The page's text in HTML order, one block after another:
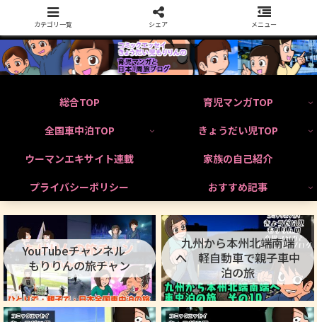
総合TOP
育児マンガTOP
全国車中泊TOP
きょうだい児TOP
ウーマンエキサイト連載
家族の自己紹介
プライバシーポリシー
おすすめ記事
YouTubeチャンネル
もりりんの旅チャン
九州から本州北端南端
へ 軽自動車で親子車中
泊の旅
カテゴリ一覧 シェア メニュー